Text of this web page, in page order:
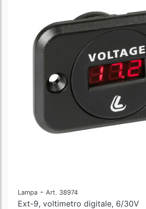
Lampa - Art. 38974
Ext-9, voltimetro digitale, 6/30V